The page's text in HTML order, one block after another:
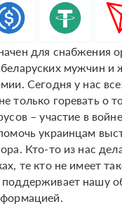
для снабжения
мужчин и
Сегодня у нас
только горевать о
– участие в
украинцам
Кто-то из нас
те кто не имеет
нашу